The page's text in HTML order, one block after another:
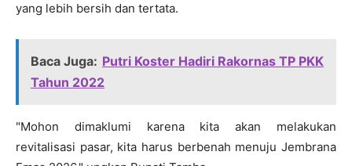
yang lebih bersih dan tertata.
Baca Juga: Putri Koster Hadiri Rakornas TP PKK
Tahun 2022
"Mohon dimaklumi karena kita akan melakukan
revitalisasi pasar, kita harus berbenah menuju Jembrana